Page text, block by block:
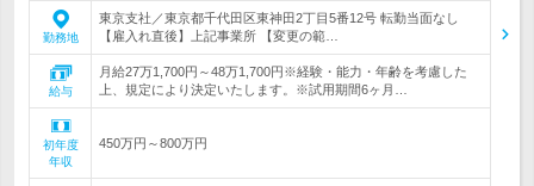
勤務地
東京支社／東京都千代田区東神田2丁目5番12号 転勤当面なし
【雇入れ直後】上記事業所 【変更の範…
給与
月給27万1,700円～48万1,700円※経験・能力・年齢を考慮した
上、規定により決定いたします。※試用期間6ヶ月…
初年度
年収
450万円～800万円